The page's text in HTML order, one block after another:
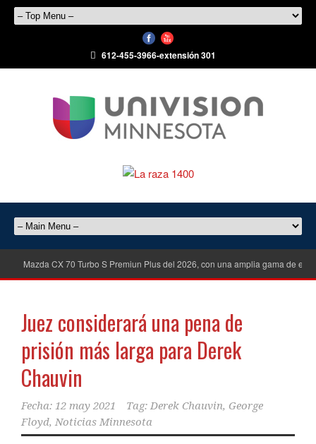
612-455-3966-extensión 301
Mazda CX 70 Turbo S Premiun Plus del 2026, con una amplia gama de
Juez considerará una pena de
prisión más larga para Derek
Chauvin
Fecha: 12 may 2021 Tag: Derek Chauvin, George
Floyd, Noticias Minnesota